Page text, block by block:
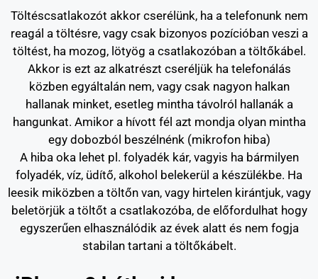
Töltéscsatlakozót akkor cserélünk, ha a telefonunk nem
reagál a töltésre, vagy csak bizonyos pozícióban veszi a
töltést, ha mozog, lötyög a csatlakozóban a töltőkábel.
Akkor is ezt az alkatrészt cseréljük ha telefonálás
közben egyáltalán nem, vagy csak nagyon halkan
hallanak minket, esetleg mintha távolról hallanák a
hangunkat. Amikor a hívott fél azt mondja olyan mintha
egy dobozból beszélnénk (mikrofon hiba)
A hiba oka lehet pl. folyadék kár, vagyis ha bármilyen
folyadék, víz, üdítő, alkohol belekerül a készülékbe. Ha
leesik miközben a töltőn van, vagy hirtelen kirántjuk, vagy
beletörjük a töltőt a csatlakozóba, de előfordulhat hogy
egyszerűen elhasználódik az évek alatt és nem fogja
stabilan tartani a töltőkábelt.